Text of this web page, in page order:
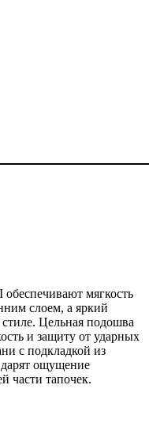
мягкость
слоем, а яркий
стиле. Цельная подошва
и защиту от ударных
с подкладкой из
ощущение
части тапочек.